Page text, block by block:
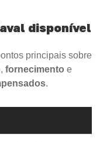
disponível
principais sobre
, fornecimento e
.